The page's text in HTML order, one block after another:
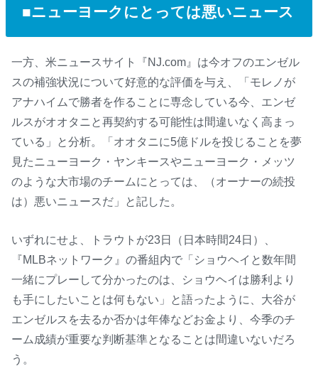
■ニューヨークにとっては悪いニュース
一方、米ニュースサイト『NJ.com』は今オフのエンゼル
スの補強状況について好意的な評価を与え、「モレノが
アナハイムで勝者を作ることに専念している今、エンゼ
ルスがオオタニと再契約する可能性は間違いなく高まっ
ている」と分析。「オオタニに5億ドルを投じることを夢
見たニューヨーク・ヤンキースやニューヨーク・メッツ
のような大市場のチームにとっては、（オーナーの続投
は）悪いニュースだ」と記した。
いずれにせよ、トラウトが23日（日本時間24日）、
『MLBネットワーク』の番組内で「ショウヘイと数年間
一緒にプレーして分かったのは、ショウヘイは勝利より
も手にしたいことは何もない」と語ったように、大谷が
エンゼルスを去るか否かは年俸などお金より、今季のチ
ーム成績が重要な判断基準となることは間違いないだろ
う。